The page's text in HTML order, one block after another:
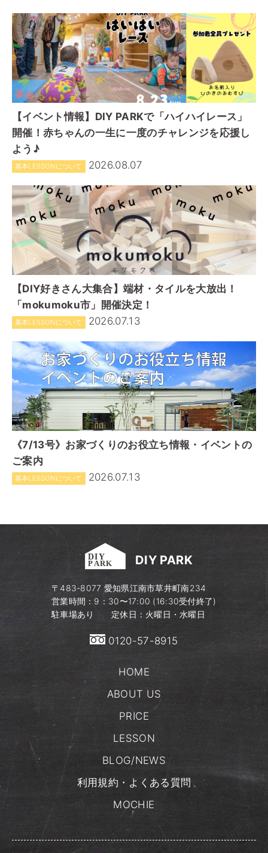
【イベント情報】DIY PARKで「ハイハイレース」
開催！赤ちゃんの一生に一度のチャレンジを応援し
よう♪
基本LESSONについて 2026.08.07
【DIY好きさん大集合】端材・タイルを大放出！
「mokumoku市」開催決定！
基本LESSONについて 2026.07.13
《7/13号》お家づくりのお役立ち情報・イベントの
ご案内
基本LESSONについて 2026.07.13
DIY PARK
〒483-8077​ 愛知県江南市草井町南234
営業時間：9：30〜17:00 (16:30受付終了)
駐車場あり 定休日：火曜日・水曜日
0120-57-8915
HOME
ABOUT US
PRICE
LESSON
BLOG/NEWS
利用規約・よくある質問
MOCHIE